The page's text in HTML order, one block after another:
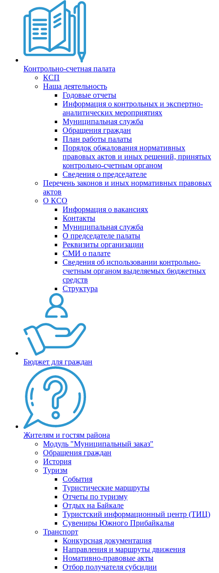
Контрольно-счетная палата
КСП
Наша деятельность
Годовые отчеты
Информация о контрольных и экспертно-
аналитических мероприятиях
Муниципальная служба
Обращения граждан
План работы палаты
Порядок обжалования нормативных
правовых актов и иных решений, принятых
контрольно-счетным органом
Сведения о председателе
Перечень законов и иных нормативных правовых
актов
О КСО
Информация о вакансиях
Контакты
Муниципальная служба
О председателе палаты
Реквизиты организации
СМИ о палате
Сведения об использовании контрольно-
счетным органом выделяемых бюджетных
средств
Структура
Бюджет для граждан
Жителям и гостям района
Модуль "Муниципальный заказ"
Обращения граждан
История
Туризм
События
Туристические маршруты
Отчеты по туризму
Отдых на Байкале
Туристский информационный центр (ТИЦ)
Сувениры Южного Прибайкалья
Транспорт
Конкурсная документация
Направления и маршруты движения
Номативно-правовые акты
Отбор получателя субсидии